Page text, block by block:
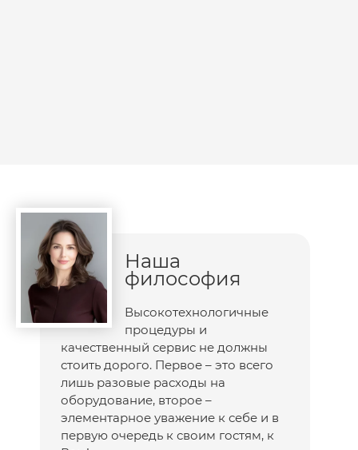
Наша
философия
Высокотехнологичные
процедуры и
качественный сервис не должны
стоить дорого. Первое – это всего
лишь разовые расходы на
оборудование, второе –
элементарное уважение к себе и в
первую очередь к своим гостям, к